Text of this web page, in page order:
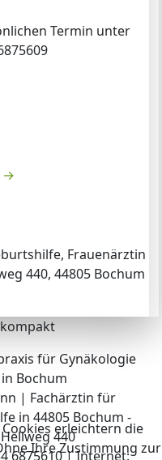
Termin unter
→
Frauenärztin
440, 44805 Bochum
für Gynäkologie
Bochum
| Fachärztin für
in 44805 Bochum -
440
6875610 | Internet:
erleichtern die
Ihre Zustimmung zur